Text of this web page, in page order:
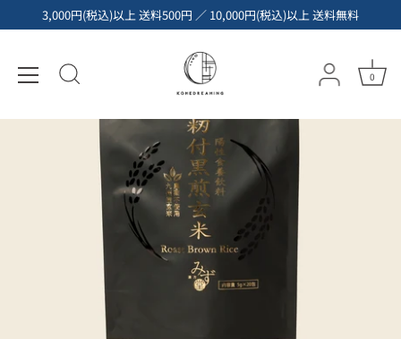
ン
3,000円(税込)以上 送料500円 ／ 10,000円(税込)以上 送料無料
0